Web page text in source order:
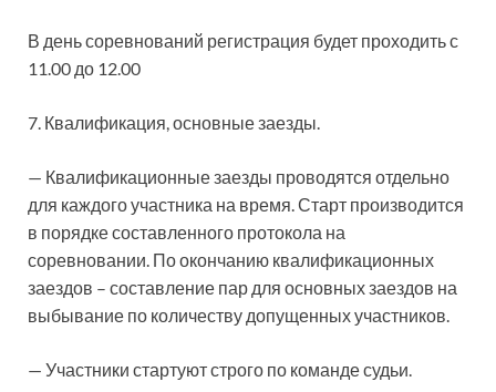
В день соревнований регистрация будет проходить с
11.00 до 12.00
7. Квалификация, основные заезды.
— Квалификационные заезды проводятся отдельно
для каждого участника на время. Старт производится
в порядке составленного протокола на
соревновании. По окончанию квалификационных
заездов – составление пар для основных заездов на
выбывание по количеству допущенных участников.
— Участники стартуют строго по команде судьи.